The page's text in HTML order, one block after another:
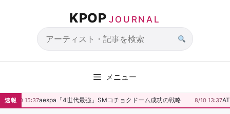
キ
ッ
KPOP JOURNAL
サ
索
メニュー
速報
8/10 15:37aespa「4世代最強」SMコチョクドーム成功の戦略 8/10 13:37